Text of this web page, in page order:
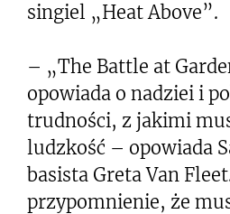
singiel „Heat Above”.
– „The Battle at
opowiada o nadziei i
trudności, z jakimi
ludzkość – opowiada
basista Greta Van
przypomnienie, że